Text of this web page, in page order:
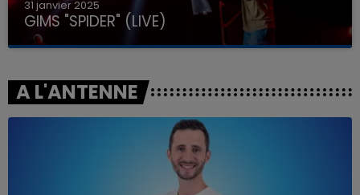
31 janvier 2025
GIMS "SPIDER" (LIVE)
A L'ANTENNE